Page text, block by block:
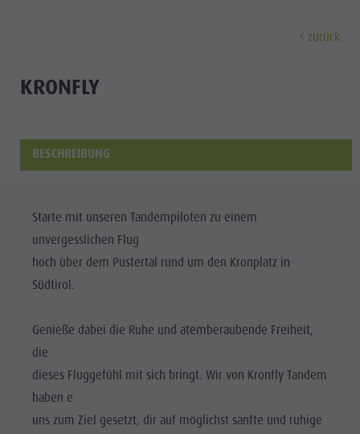
MUSEEN
SEHENSWÜRDIGKEITEN
UMGEBUNG
Familie &
Info A-Z
Sehenswürdigkeiten
Orte & Umgebung
Highlight Events
Alle Events
Wellness
Info A-Z
Wandern
Themenwege
Klettern
Paragleiten
Rafting & Canyoning
Reiten
Tennis
Schwimmen
Angebote
Mobilität vor Ort
Webcams
Wetter
Newsletter
Katalogservice
Ortstaxe
Urlaub mit Hund
Shopping
Stadtführungen
Highlight Events
Must-sees
Trainingslager
zurück
KRONFLY
BESCHREIBUNG
Starte mit unseren Tandempiloten zu einem
unvergesslichen Flug
hoch über dem Pustertal rund um den Kronplatz in
Südtirol.
Genieße dabei die Ruhe und atemberaubende Freiheit,
die
dieses Fluggefühl mit sich bringt. Wir von Kronfly Tandem
haben e
uns zum Ziel gesetzt, dir auf möglichst sanfte und ruhige